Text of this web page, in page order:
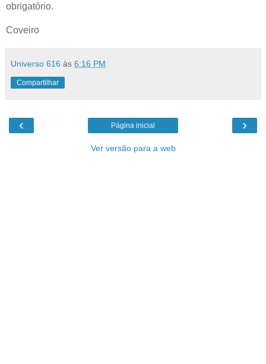
obrigatório.
Coveiro
Universo 616 às 6:16 PM
Compartilhar
‹ ›
Página inicial
Ver versão para a web